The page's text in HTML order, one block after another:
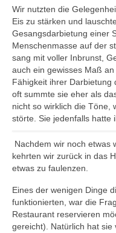
Wir nutzten die
Eis zu stärken und
Gesangsdarbietung einer
Menschenmasse auf der
sang mit voller Inbrunst,
auch ein gewisses Maß
Fähigkeit ihrer Darbietung
oft summte sie eher als
nicht so wirklich die Töne,
störte. Sie jedenfalls hatte
Nachdem wir noch etwas
kehrten wir zurück in das
etwas zu faulenzen.
Eines der wenigen Dinge
funktionierten, war die
Restaurant reservieren
gereicht). Natürlich hat